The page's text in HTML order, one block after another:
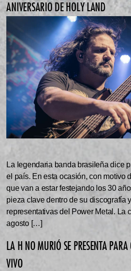
ANIVERSARIO DE HOLY LAND
La legendaria banda brasileña dice
el país. En esta ocasión, con motivo
que van a estar festejando los 30
pieza clave dentro de su discografía
representativas del Power Metal. La
agosto […]
LA H NO MURIÓ SE PRESENTA
VIVO